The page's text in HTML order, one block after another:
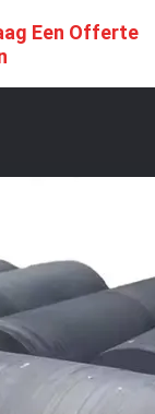
Een Offerte